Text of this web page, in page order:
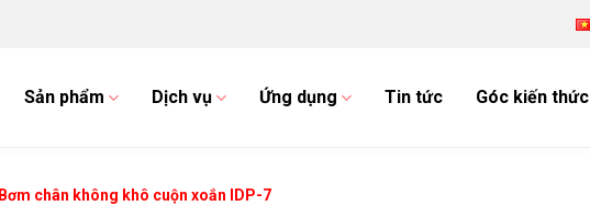
Sản phẩm Dịch vụ Ứng dụng Tin tức Góc kiến thức
Bơm chân không khô cuộn xoắn IDP-7